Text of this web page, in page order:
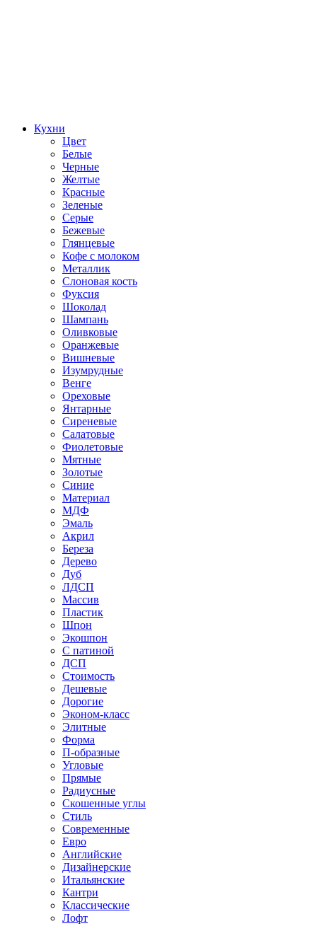
Кухни
Цвет
Белые
Черные
Желтые
Красные
Зеленые
Серые
Бежевые
Глянцевые
Кофе с молоком
Металлик
Слоновая кость
Фуксия
Шоколад
Шампань
Оливковые
Оранжевые
Вишневые
Изумрудные
Венге
Ореховые
Янтарные
Сиреневые
Салатовые
Фиолетовые
Мятные
Золотые
Синие
Материал
МДФ
Эмаль
Акрил
Береза
Дерево
Дуб
ЛДСП
Массив
Пластик
Шпон
Экошпон
С патиной
ДСП
Стоимость
Дешевые
Дорогие
Эконом-класс
Элитные
Форма
П-образные
Угловые
Прямые
Радиусные
Скошенные углы
Стиль
Современные
Евро
Английские
Дизайнерские
Итальянские
Кантри
Классические
Лофт